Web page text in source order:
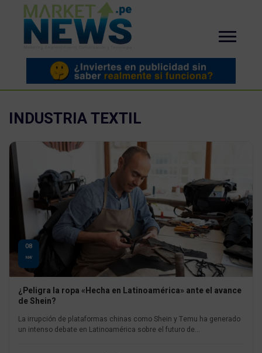
INDUSTRIA TEXTIL
08
MAY
¿Peligra la ropa «Hecha en Latinoamérica» ante el avance
de Shein?
La irrupción de plataformas chinas como Shein y Temu ha generado
un intenso debate en Latinoamérica sobre el futuro de...